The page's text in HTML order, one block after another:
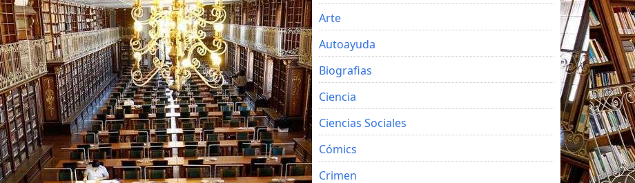
Arte
Autoayuda
Biografias
Ciencia
Ciencias Sociales
Cómics
Crimen